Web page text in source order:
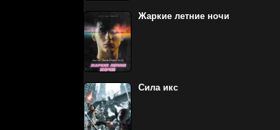
Жаркие летние ночи
Сила икс